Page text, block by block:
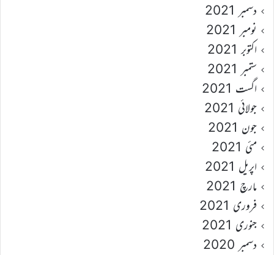
دسمبر 2021
نومبر 2021
اکتوبر 2021
ستمبر 2021
اگست 2021
جولائی 2021
جون 2021
مئی 2021
اپریل 2021
مارچ 2021
فروری 2021
جنوری 2021
دسمبر 2020